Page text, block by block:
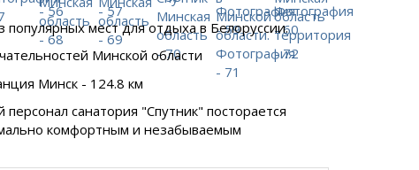
мест для отдыха в Белоруссии.
Минской области
Минск - 124.8 км
санатория "Спутник" посторается
комфортным и незабываемым